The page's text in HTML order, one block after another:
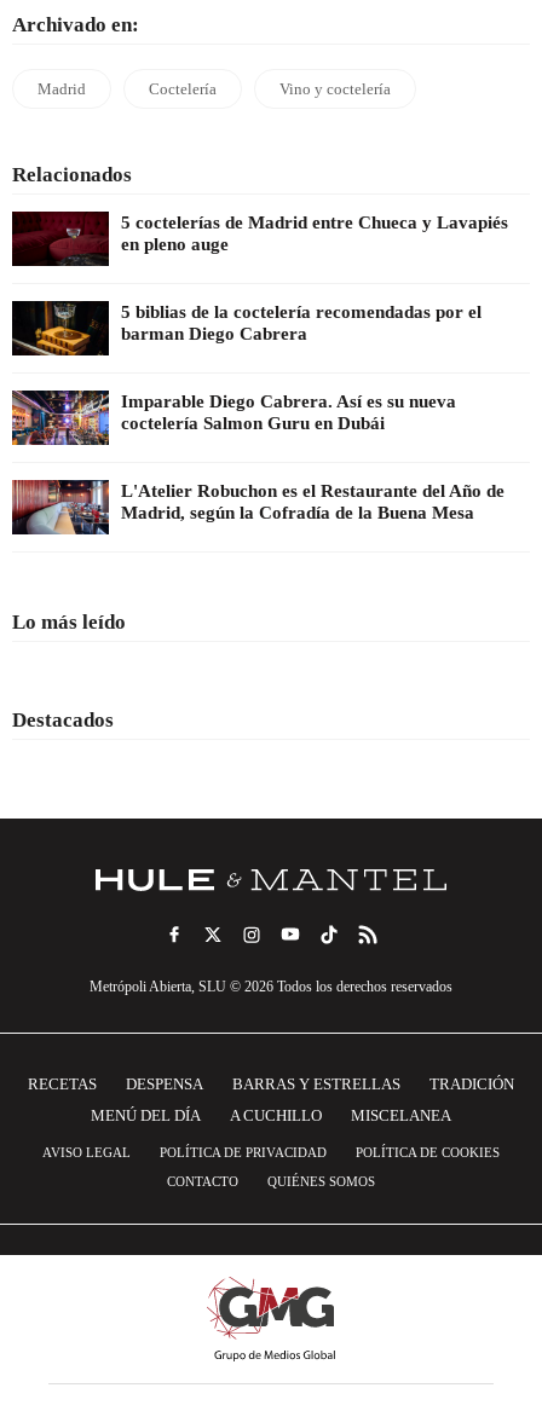
Archivado en:
Madrid Coctelería Vino y coctelería
Relacionados
5 coctelerías de Madrid entre Chueca y Lavapiés
en pleno auge
5 biblias de la coctelería recomendadas por el
barman Diego Cabrera
Imparable Diego Cabrera. Así es su nueva
coctelería Salmon Guru en Dubái
L'Atelier Robuchon es el Restaurante del Año de
Madrid, según la Cofradía de la Buena Mesa
Lo más leído
Destacados
Metrópoli Abierta, SLU © 2026 Todos los derechos reservados
RECETAS DESPENSA BARRAS Y ESTRELLAS
TRADICIÓN
MENÚ DEL DÍA
A CUCHILLO MISCELANEA
AVISO LEGAL POLÍTICA DE PRIVACIDAD
POLÍTICA DE COOKIES
CONTACTO
QUIÉNES SOMOS